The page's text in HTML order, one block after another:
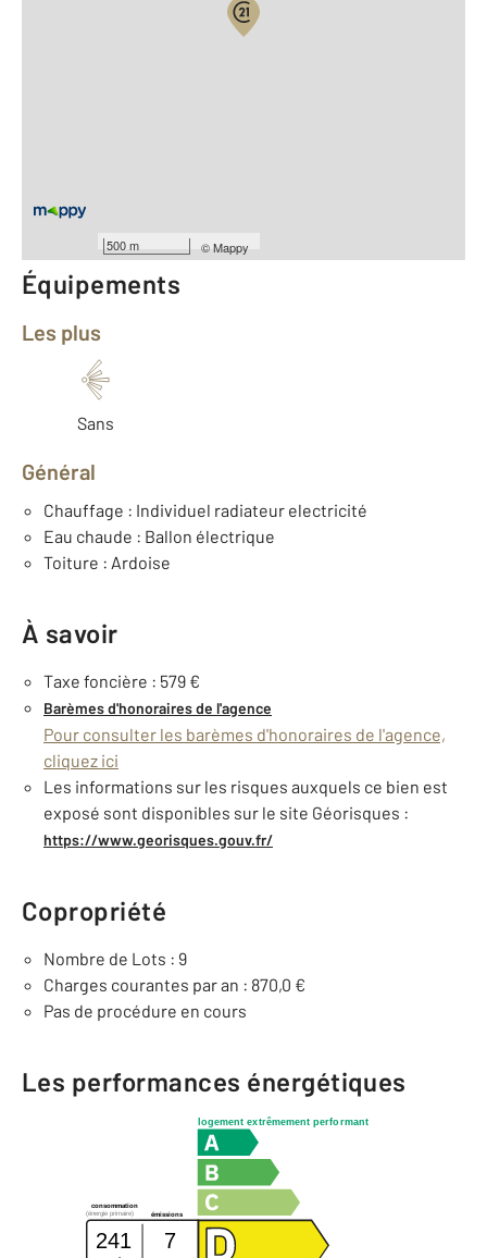
500 m ©Mappy
Type de construction : semi-Traditionnelle
Équipements
Les plus
Sans
Général
Chauffage : Individuel radiateur electricité
Eau chaude : Ballon électrique
Toiture : Ardoise
À savoir
Taxe foncière : 579 €
Barèmes d'honoraires de l'agence
Pour consulter les barèmes d'honoraires de l'agence,
cliquez ici
Les informations sur les risques auxquels ce bien est
exposé sont disponibles sur le site Géorisques :
https://www.georisques.gouv.fr/
Copropriété
Nombre de Lots : 9
Charges courantes par an : 870,0 €
Pas de procédure en cours
Les performances énergétiques
logement extrêmement performant
consommation
émissions
(énergie primaire)
241 7